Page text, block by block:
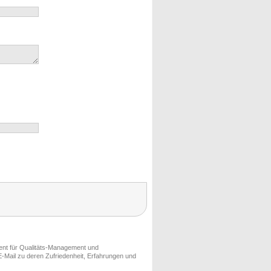
für Qualitäts-Management und
zu deren Zufriedenheit, Erfahrungen und